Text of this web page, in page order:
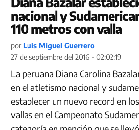
nacional y
110 metros con valla
por Luis Miguel Guerrero
27 de septiembre del 2016 - 02:02:19
La peruana Diana Carolina
en el atletismo nacional y
establecer un nuevo record en
vallas en el Campeonato